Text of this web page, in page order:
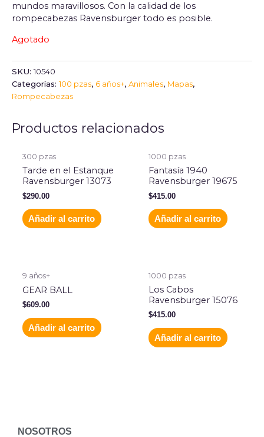
mundos maravillosos. Con la calidad de los
rompecabezas Ravensburger todo es posible.
Agotado
SKU:10540
Categorías:100 pzas, 6 años+, Animales, Mapas,
Rompecabezas
Productos relacionados
300 pzas
Tarde en el Estanque
Ravensburger 13073
$290.00
Añadir al carrito
1000 pzas
Fantasía 1940
Ravensburger 19675
$415.00
Añadir al carrito
9 años+
GEAR BALL
$609.00
Añadir al carrito
1000 pzas
Los Cabos
Ravensburger 15076
$415.00
Añadir al carrito
NOSOTROS